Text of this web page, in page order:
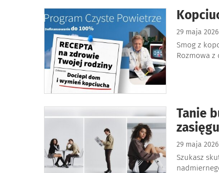
29 maja 2026
Smog z
Rozmowa
Tanie
29 maja 2026
Szukasz